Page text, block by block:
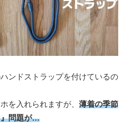
ンドストラップを付けているの
を入れられますが、 薄着の季節
』問題が…